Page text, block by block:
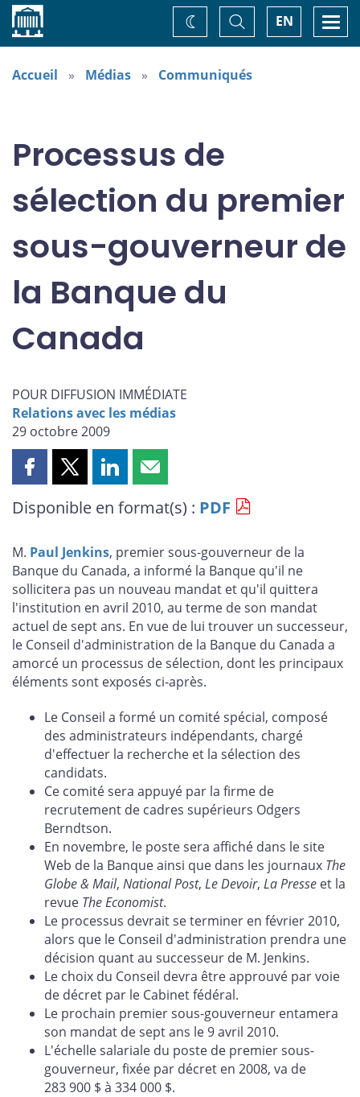
Accueil EN
Basculer
la
recherche
Changez
de
thème
Accueil Médias Communiqués
Processus de
sélection du premier
sous-gouverneur de
la Banque du
Canada
POUR DIFFUSION IMMÉDIATE
Relations avec les médias
29 octobre 2009
Partager
page
Facebook
Partager
page
X
Partager
page
LinkedIn
Partager
page
courriel
Disponible en format(s) : PDF
M. Paul Jenkins, premier sous-gouverneur de la
Banque du Canada, a informé la Banque qu'il ne
sollicitera pas un nouveau mandat et qu'il quittera
l'institution en avril 2010, au terme de son mandat
actuel de sept ans. En vue de lui trouver un successeur,
le Conseil d'administration de la Banque du Canada a
amorcé un processus de sélection, dont les principaux
éléments sont exposés ci-après.
Le Conseil a formé un comité spécial, composé
des administrateurs indépendants, chargé
d'effectuer la recherche et la sélection des
candidats.
Ce comité sera appuyé par la firme de
recrutement de cadres supérieurs Odgers
Berndtson.
En novembre, le poste sera affiché dans le site
Web de la Banque ainsi que dans les journaux The
Globe & Mail, National Post, Le Devoir, La Presse et la
revue The Economist.
Le processus devrait se terminer en février 2010,
alors que le Conseil d'administration prendra une
décision quant au successeur de M. Jenkins.
Le choix du Conseil devra être approuvé par voie
de décret par le Cabinet fédéral.
Le prochain premier sous-gouverneur entamera
son mandat de sept ans le 9 avril 2010.
L'échelle salariale du poste de premier sous-
gouverneur, fixée par décret en 2008, va de
283 900 $ à 334 000 $.